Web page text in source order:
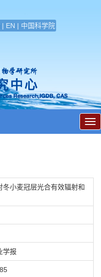
| EN | 中国科学院
展
开
冬小麦冠层光合有效辐射和
学报